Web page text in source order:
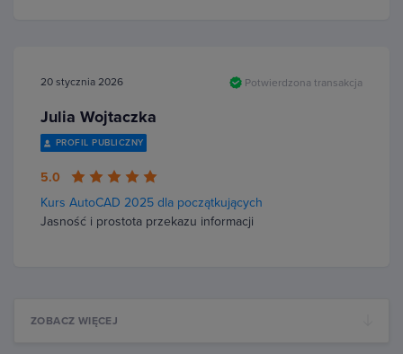
20 stycznia 2026 Potwierdzona transakcja
Julia Wojtaczka
PROFIL PUBLICZNY
5.0
Kurs AutoCAD 2025 dla początkujących
Jasność i prostota przekazu informacji
ZOBACZ WIĘCEJ